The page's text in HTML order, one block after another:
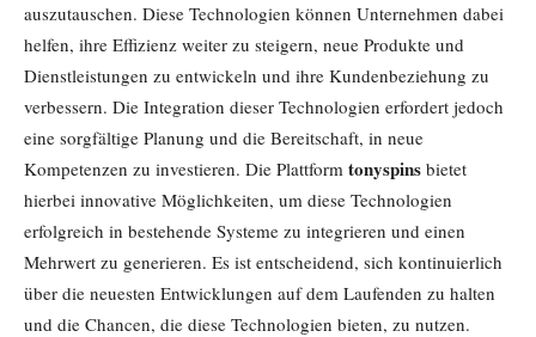
auszutauschen. Diese Technologien können Unternehmen dabei
helfen, ihre Effizienz weiter zu steigern, neue Produkte und
Dienstleistungen zu entwickeln und ihre Kundenbeziehung zu
verbessern. Die Integration dieser Technologien erfordert jedoch
eine sorgfältige Planung und die Bereitschaft, in neue
Kompetenzen zu investieren. Die Plattform tonyspins bietet
hierbei innovative Möglichkeiten, um diese Technologien
erfolgreich in bestehende Systeme zu integrieren und einen
Mehrwert zu generieren. Es ist entscheidend, sich kontinuierlich
über die neuesten Entwicklungen auf dem Laufenden zu halten
und die Chancen, die diese Technologien bieten, zu nutzen.